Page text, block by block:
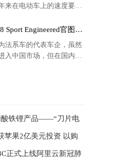
来在电动车上的速度要慢
Sport Engineered官图发
法系车的代表车企，虽然
入中国市场，但在国内的
酸铁锂产品——“刀片电
苹果2亿美元投资 以购
正式上线阿里云新冠肺